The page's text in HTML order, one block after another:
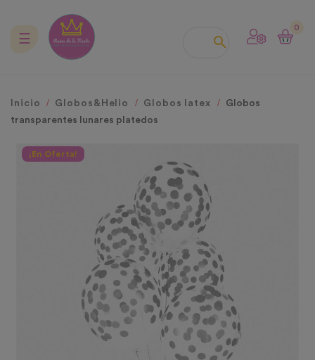

0
Navegación
☰
Inicio Globos&Helio Globos latex
Globos
transparentes lunares platedos
¡En Oferta!